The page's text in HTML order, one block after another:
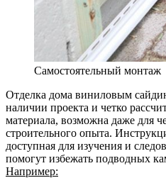
Самостоятельный монтаж
Отделка дома виниловым
наличии проекта и четко
материала, возможна даже для
строительного опыта.
доступная для изучения и
помогут избежать подводных
Например: